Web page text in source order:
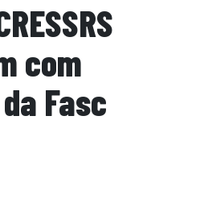
com
Fasc